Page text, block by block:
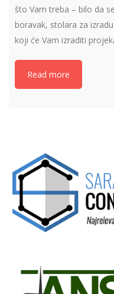
što Vam treba – bilo da
boravak, stolara za
koji će Vam izraditi
Read more